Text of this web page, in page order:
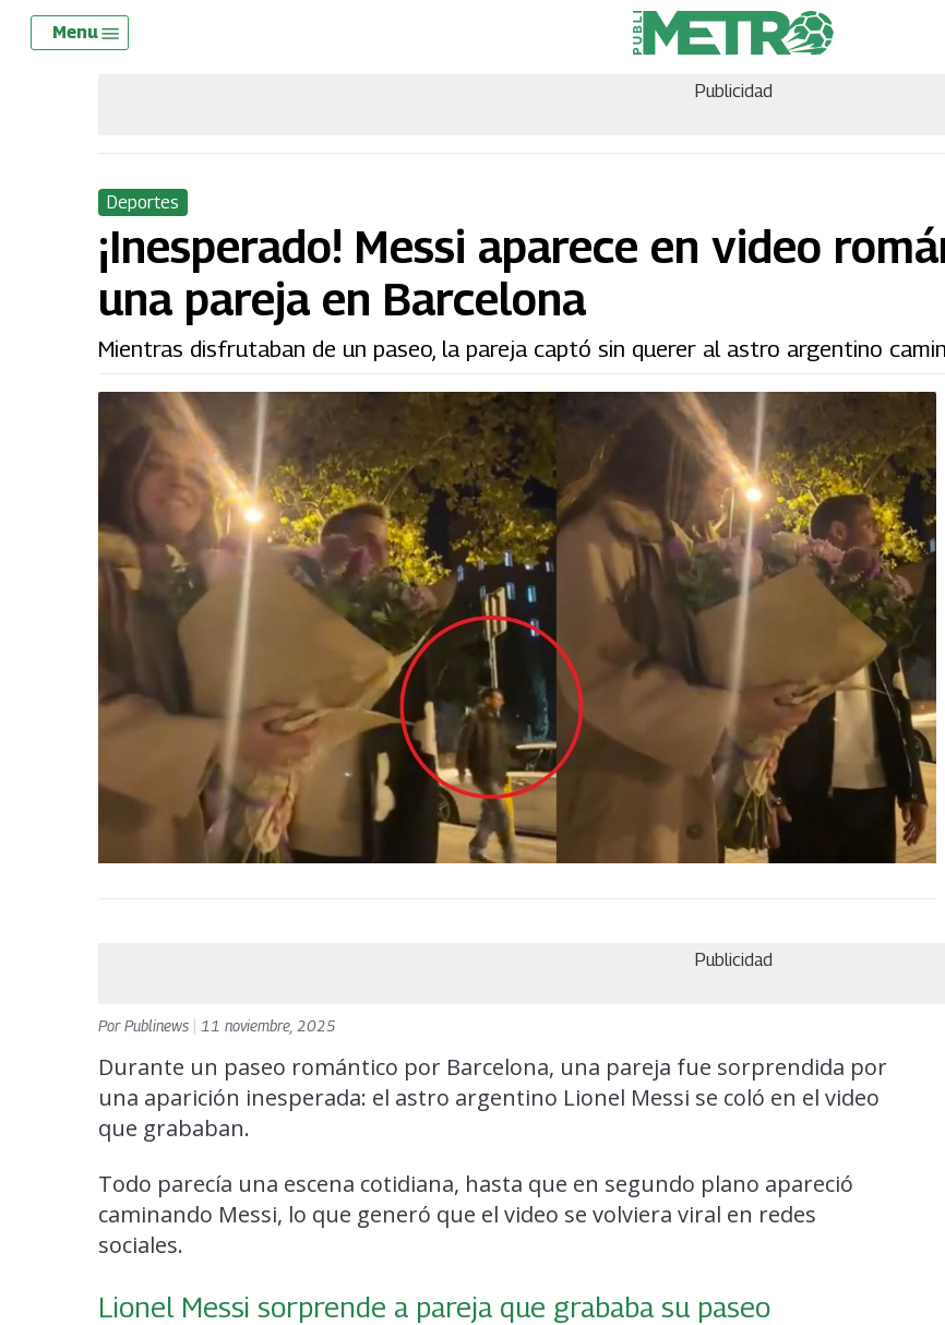
Skip
Menu
Publicidad
Deportes
¡Inesperado! Messi aparece en video
una pareja en Barcelona
Mientras disfrutaban de un paseo, la pareja captó sin querer al astro argentino
Publicidad
PorPublinews 11 noviembre, 2025
Durante un paseo romántico por Barcelona, una pareja fue sorprendida por
una aparición inesperada: el astro argentino Lionel Messi se coló en el video
que grababan.
Todo parecía una escena cotidiana, hasta que en segundo plano apareció
caminando Messi, lo que generó que el video se volviera viral en redes
sociales.
Lionel Messi sorprende a pareja que grababa su paseo
Menu